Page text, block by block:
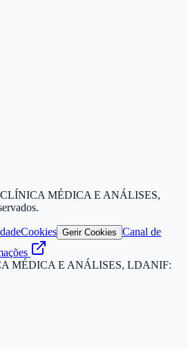
MÉDICA E ANÁLISES,
Cookies Gerir Cookies Canal de
MÉDICA E ANÁLISES, LDANIF: